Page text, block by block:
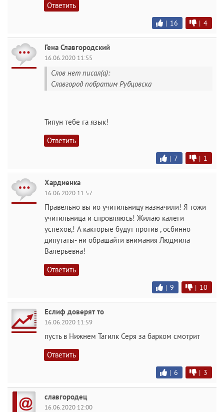
Ответить
| 16 | 4
Гена Славгородский
16.06.2020 11:55
Слов нет писал(а):
Славгород побратим Рубцовска
Типун тебе га язык!
Ответить
| 7 | 1
Хардиенка
16.06.2020 11:57
Правельно вы ио учитильницу назначили! Я тожи
учитильница и спровляюсь! Жилаю калеги
успехов,! А какторые будут против , осбинно
дипутаты- ни обрашайти внимания Людмила
Валерьевна!
Ответить
| 9 | 10
Еслиф доверят то
16.06.2020 11:59
пусть в Нижнем Тагилк Серя за барком смотрит
Ответить
| 6 | 3
славгородец
16.06.2020 12:00